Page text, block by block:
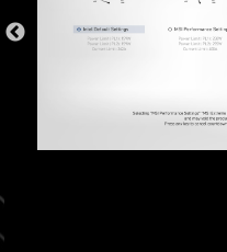
過電流保護
性，確保 USB 連接埠
CPU 等關鍵組件免受